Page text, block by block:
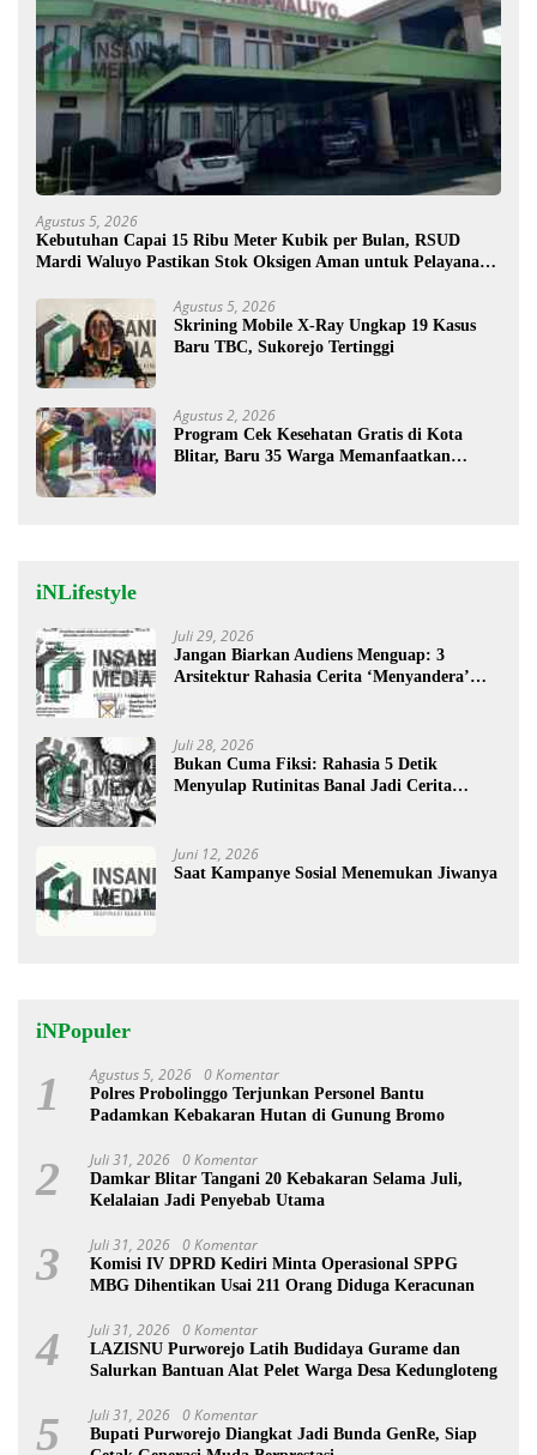
Agustus 5, 2026
Kebutuhan Capai 15 Ribu Meter Kubik per Bulan, RSUD
Mardi Waluyo Pastikan Stok Oksigen Aman untuk Pelayanan
Agustus 5, 2026
Skrining Mobile X-Ray Ungkap 19 Kasus
Baru TBC, Sukorejo Tertinggi
Agustus 2, 2026
Program Cek Kesehatan Gratis di Kota
Blitar, Baru 35 Warga Memanfaatkan
iNLifestyle
Juli 29, 2026
Jangan Biarkan Audiens Menguap: 3
Arsitektur Rahasia Cerita ‘Menyandera’
Juli 28, 2026
Bukan Cuma Fiksi: Rahasia 5 Detik
Menyulap Rutinitas Banal Jadi Cerita
Juni 12, 2026
Saat Kampanye Sosial Menemukan Jiwanya
iNPopuler
1 Agustus 5, 2026 0 Komentar
Polres Probolinggo Terjunkan Personel Bantu
Padamkan Kebakaran Hutan di Gunung Bromo
2 Juli 31, 2026 0 Komentar
Damkar Blitar Tangani 20 Kebakaran Selama Juli,
Kelalaian Jadi Penyebab Utama
3 Juli 31, 2026 0 Komentar
Komisi IV DPRD Kediri Minta Operasional SPPG
MBG Dihentikan Usai 211 Orang Diduga Keracunan
4 Juli 31, 2026 0 Komentar
LAZISNU Purworejo Latih Budidaya Gurame dan
Salurkan Bantuan Alat Pelet Warga Desa Kedungloteng
5 Juli 31, 2026 0 Komentar
Bupati Purworejo Diangkat Jadi Bunda GenRe, Siap